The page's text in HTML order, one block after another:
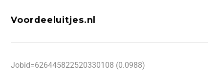
Voordeeluitjes.nl
Jobid=626445822520330108 (0.0988)